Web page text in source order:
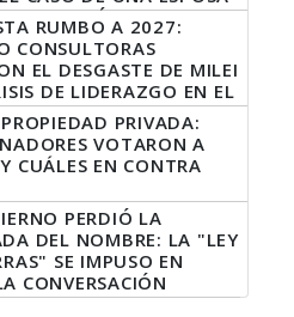
A SU
RUMBO A 2027:
CONSULTORAS
EL DESGASTE DE MILEI
DE LIDERAZGO EN EL
PRIVADA:
VOTARON A
CUÁLES EN CONTRA
PERDIÓ LA
DEL NOMBRE: LA "LEY
SE IMPUSO EN
CONVERSACIÓN